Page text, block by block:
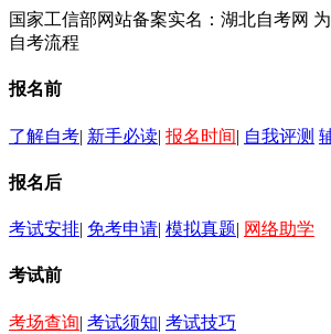
国家工信部网站备案实名：湖北自考网
自考流程
报名前
了解自考| 新手必读| 报名时间| 自我评测
报名后
考试安排| 免考申请| 模拟真题| 网络助学
考试前
考场查询| 考试须知| 考试技巧